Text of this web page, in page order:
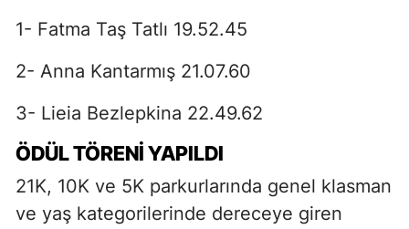
1- Fatma Taş Tatlı 19.52.45
2- Anna Kantarmış 21.07.60
3- Lieia Bezlepkina 22.49.62
ÖDÜL TÖRENİ YAPILDI
21K, 10K ve 5K parkurlarında genel klasman
ve yaş kategorilerinde dereceye giren